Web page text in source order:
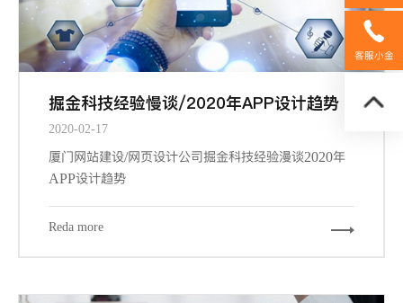
客服小金
掘金科技经验慢谈/2020年APP设计趋势
2020-02-17
厦门网站建设/网页设计公司掘金科技经验漫谈2020年
APP设计趋势
Reda more